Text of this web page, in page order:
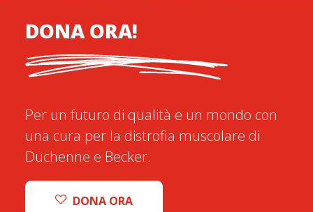
DONA ORA!
Per un futuro di qualità e un mondo con
una cura per la distrofia muscolare di
Duchenne e Becker.
DONA ORA